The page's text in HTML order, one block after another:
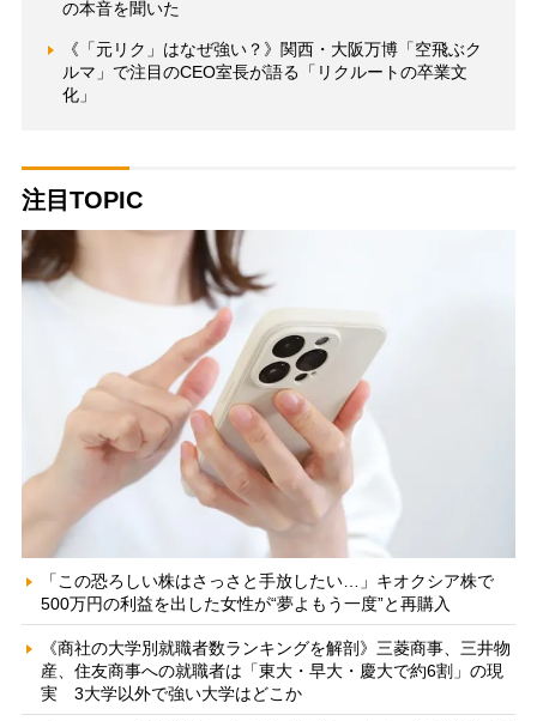
の本音を聞いた
《「元リク」はなぜ強い？》関西・大阪万博「空飛ぶク
ルマ」で注目のCEO室長が語る「リクルートの卒業文
化」
注目TOPIC
「この恐ろしい株はさっさと手放したい…」キオクシア株で
500万円の利益を出した女性が“夢よもう一度”と再購入
《商社の大学別就職者数ランキングを解剖》三菱商事、三井物
産、住友商事への就職者は「東大・早大・慶大で約6割」の現
実 3大学以外で強い大学はどこか